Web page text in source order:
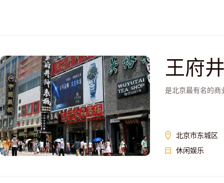
王府
是北京最有名的商
北京市东城区
休闲娱乐